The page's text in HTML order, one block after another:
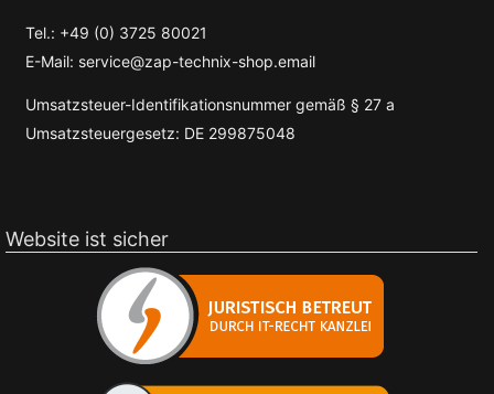
Tel.: +49 (0) 3725 80021
E-Mail: service@zap-technix-shop.email
Umsatzsteuer-Identifikationsnummer gemäß § 27 a
Umsatzsteuergesetz: DE 299875048
Website ist sicher